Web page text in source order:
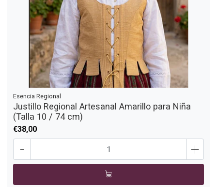
Esencia Regional
Justillo Regional Artesanal Amarillo para Niña
(Talla 10 / 74 cm)
€38,00
- +